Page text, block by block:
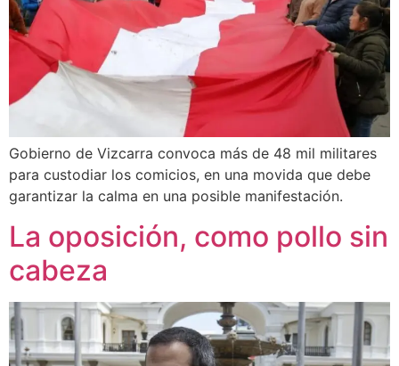
Gobierno de Vizcarra convoca más de 48 mil militares
para custodiar los comicios, en una movida que debe
garantizar la calma en una posible manifestación.
La oposición, como pollo sin
cabeza